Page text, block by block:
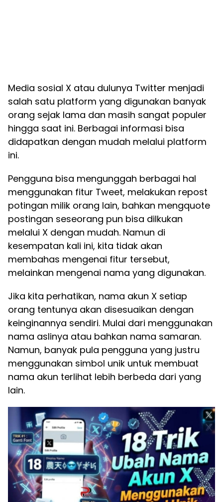
Media sosial X atau dulunya Twitter menjadi
salah satu platform yang digunakan banyak
orang sejak lama dan masih sangat populer
hingga saat ini. Berbagai informasi bisa
didapatkan dengan mudah melalui platform
ini.
Pengguna bisa mengunggah berbagai hal
menggunakan fitur Tweet, melakukan repost
potingan milik orang lain, bahkan mengquote
postingan seseorang pun bisa dilkukan
melalui X dengan mudah. Namun di
kesempatan kali ini, kita tidak akan
membahas mengenai fitur tersebut,
melainkan mengenai nama yang digunakan.
Jika kita perhatikan, nama akun X setiap
orang tentunya akan disesuaikan dengan
keinginannya sendiri. Mulai dari menggunakan
nama aslinya atau bahkan nama samaran.
Namun, banyak pula pengguna yang justru
menggunakan simbol unik untuk membuat
nama akun terlihat lebih berbeda dari yang
lain.